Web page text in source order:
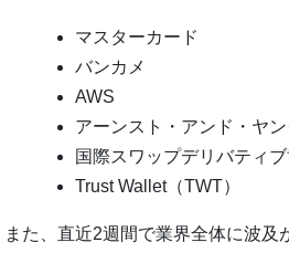
マスターカード
バンカメ
AWS
アーンスト・アンド・ヤン
国際スワップデリバティブ
Trust Wallet（TWT）
また、直近2週間で業界全体に波及